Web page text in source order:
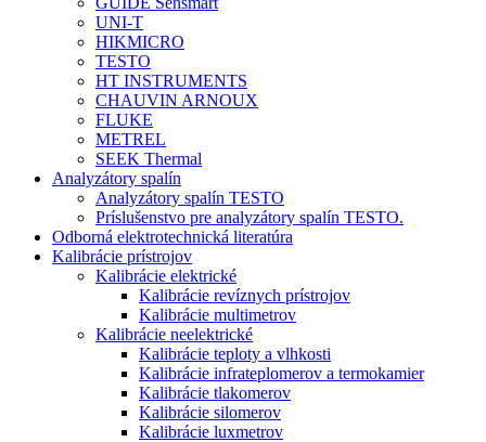
UNI-T
HIKMICRO
TESTO
HT INSTRUMENTS
CHAUVIN ARNOUX
FLUKE
METREL
SEEK Thermal
Analyzátory spalín
Analyzátory spalín TESTO
Príslušenstvo pre analyzátory spalín TESTO.
Odborná elektrotechnická literatúra
Kalibrácie prístrojov
Kalibrácie elektrické
Kalibrácie revíznych prístrojov
Kalibrácie multimetrov
Kalibrácie neelektrické
Kalibrácie teploty a vlhkosti
Kalibrácie infrateplomerov a termokamier
Kalibrácie tlakomerov
Kalibrácie silomerov
Kalibrácie luxmetrov